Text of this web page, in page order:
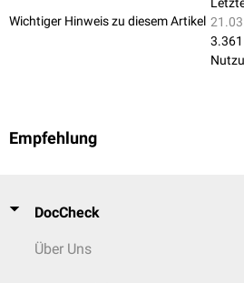
Wichtiger Hinweis zu diesem Artikel
Empfehlung
DocCheck
Über Uns